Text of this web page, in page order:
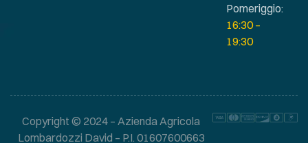
Pomeriggio:
16:30 –
19:30
Copyright © 2024 – Azienda Agricola
Lombardozzi David – P.I. 01607600663